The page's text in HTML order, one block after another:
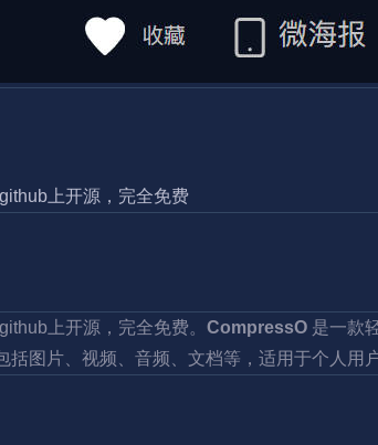
上开源，完全免费
上开源，完全免费。 CompressO 是一款
图片、视频、音频、文档等，适用于个人